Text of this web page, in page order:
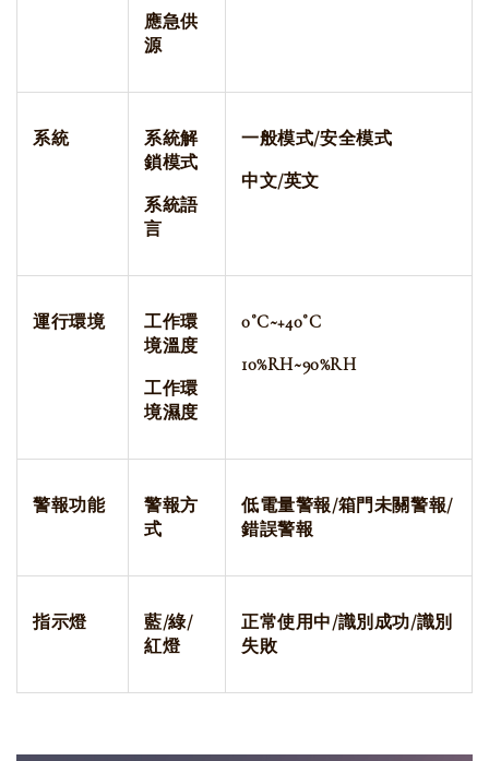
應急供
源
系統
系統解
鎖模式
系統語
言
一般模式/安全模式
中文/英文
運行環境
工作環
境溫度
工作環
境濕度
0˚C~+40˚C
10%RH~90%RH
警報功能
警報方
式
低電量警報/箱門未關警報/
錯誤警報
指示燈
藍/綠/
紅燈
正常使用中/識別成功/識別
失敗